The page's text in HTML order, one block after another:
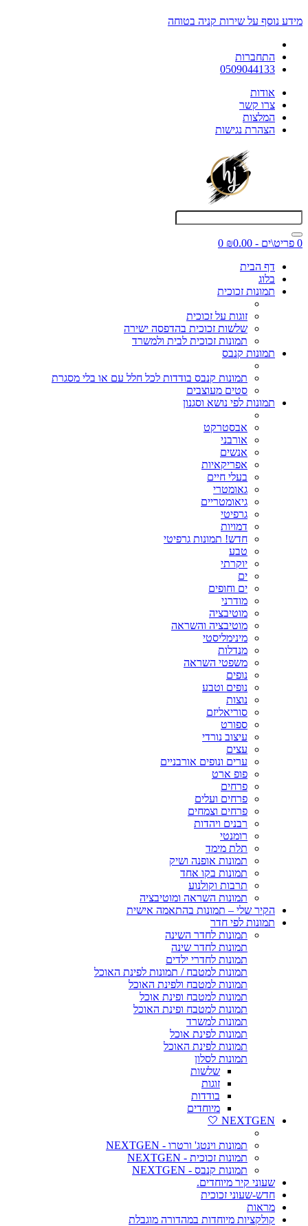
מידע נוסף על שירות קניה בטוחה
התחברות
0509044133
אודות
צרו קשר
המלצות
הצהרת נגישות
0 פריט\ים - ₪0.00
0
דף הבית
בלוג
תמונות זכוכית
זוגות על זכוכית
שלשות זכוכית בהדפסה ישירה
תמונות זכוכית לבית ולמשרד
תמונות קנבס
תמונות קנבס בודדות לכל חלל עם או בלי מסגרת
סטים מעוצבים
תמונות לפי נושא וסגנון
אבסטרקט
אורבני
אנשים
אפריקאיות
בעלי חיים
גאומטרי
גיאומטריים
גרפיטי
דמויות
חדש! תמונות גרפיטי
טבע
יוקרתי
ים
ים וחופים
מודרני
מוטיבציה
מוטיבציה והשראה
מינימליסטי
מנדלות
משפטי השראה
נופים
נופים וטבע
נוצות
סוריאליזם
ספורט
עיצוב נורדי
עצים
ערים ונופים אורבניים
פופ ארט
פרחים
פרחים ועלים
פרחים וצמחים
רבנים ויהדות
רומנטי
תלת מימד
תמונות אופנה ושיק
תמונות בקו אחד
תרבות וקולנוע
תמונות השראה ומוטיבציה
הקיר שלי – תמונות בהתאמה אישית
תמונות לפי חדר
תמונות לחדר השינה
תמונות לחדר שינה
תמונות לחדרי ילדים
תמונות למטבח / תמונות לפינת האוכל
תמונות למטבח ולפינת האוכל
תמונות למטבח ופינת אוכל
תמונות למטבח ופינת האוכל
תמונות למשרד
תמונות לפינת אוכל
תמונות לפינת האוכל
תמונות לסלון
שלשות
זוגות
בודדות
מיוחדים
NEXTGEN 🤍
תמונות וינטג' ורטרו - NEXTGEN
תמונות זכוכית - NEXTGEN
תמונות קנבס - NEXTGEN
שעוני קיר מיוחדים.
חדש-שעוני זכוכית
מראות
קולקציות מיוחדות במהדורה מוגבלת